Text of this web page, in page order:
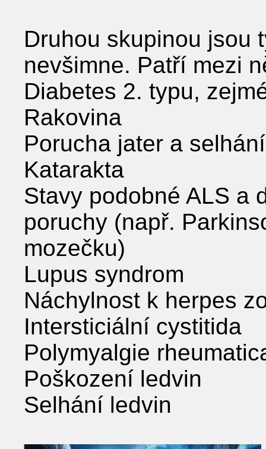
Druhou skupinou jsou
nevšimne. Patří mezi
Diabetes 2. typu,
Rakovina
Porucha jater a selhání
Katarakta
Stavy podobné ALS a
poruchy (např.
mozečku)
Lupus syndrom
Náchylnost k herpes
Intersticiální cystitida
Polymyalgie
Poškození ledvin
Selhání ledvin